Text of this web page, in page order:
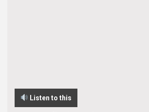
Listen to this